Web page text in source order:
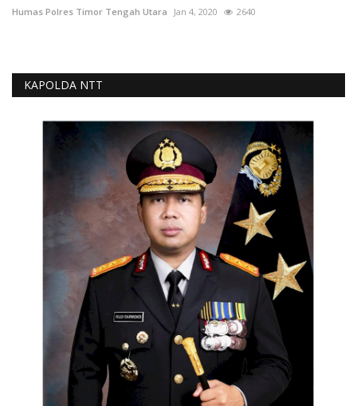
Humas Polres Timor Tengah Utara Jan 4, 2020 2640
KAPOLDA NTT